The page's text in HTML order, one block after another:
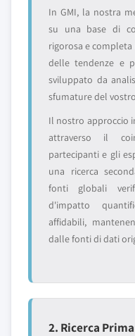
In GMI, la nostra
su una base di
rigorosa e
delle tendenze e
sviluppato da
sfumature del
Il nostro approccio
attraverso il
partecipanti e gli
una ricerca
fonti globali
d'impatto
affidabili,
dalle fonti di dati
2. Ricerca